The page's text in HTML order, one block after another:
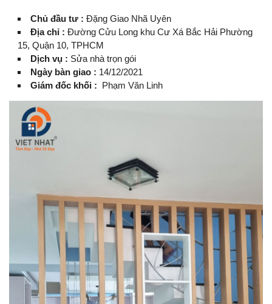
Chủ đầu tư : Đặng Giao Nhã Uyên
Địa chỉ : Đường Cửu Long khu Cư Xá Bắc Hải Phường
15, Quận 10, TPHCM
Dịch vụ : Sửa nhà trọn gói
Ngày bàn giao : 14/12/2021
Giám đốc khối : Phạm Văn Linh